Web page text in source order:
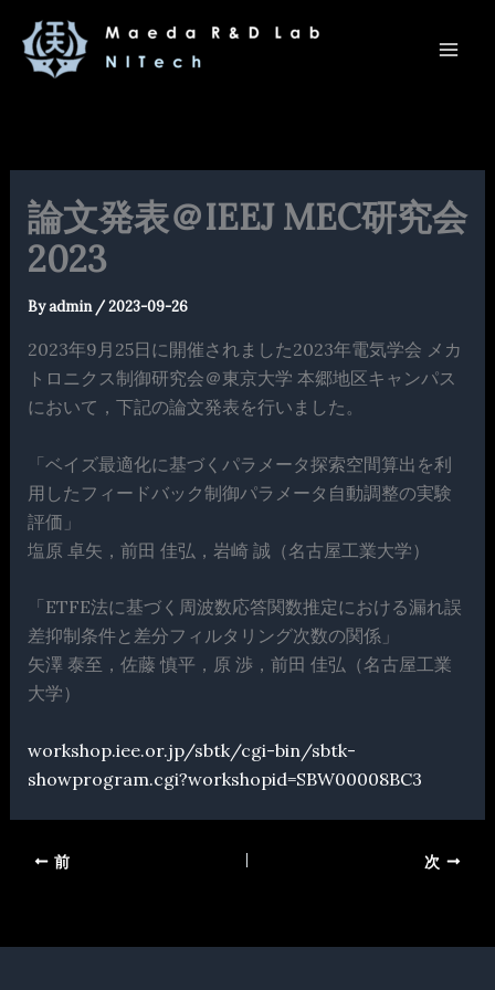
論文発表＠IEEJ MEC研究会
2023
Byadmin /2023-09-26
2023年9月25日に開催されました2023年電気学会 メカ
トロニクス制御研究会＠東京大学 本郷地区キャンパス
において，下記の論文発表を行いました。
「ベイズ最適化に基づくパラメータ探索空間算出を利
用したフィードバック制御パラメータ自動調整の実験
評価」
塩原 卓矢，前田 佳弘，岩崎 誠（名古屋工業大学）
「ETFE法に基づく周波数応答関数推定における漏れ誤
差抑制条件と差分フィルタリング次数の関係」
矢澤 泰至，佐藤 慎平，原 渉，前田 佳弘（名古屋工業
大学）
workshop.iee.or.jp/sbtk/cgi-bin/sbtk-
showprogram.cgi?workshopid=SBW00008BC3
前 次